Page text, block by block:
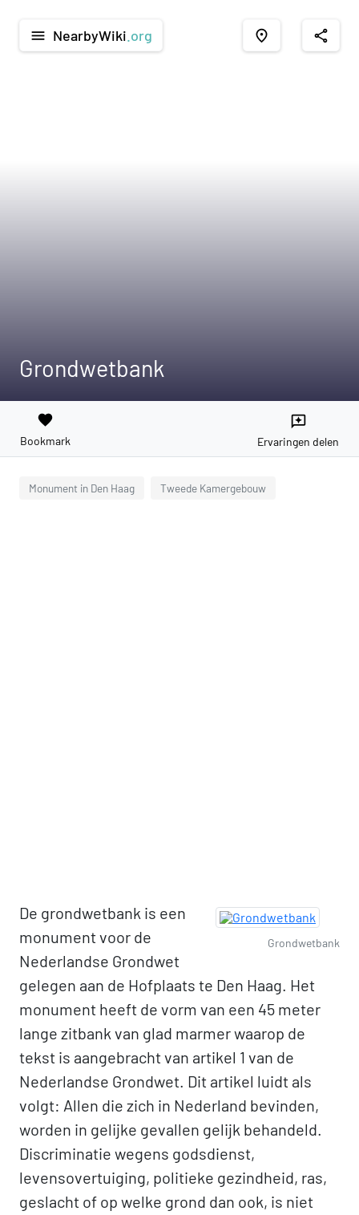
menu NearbyWiki .org place share
Grondwetbank
favorite
Bookmark
reviews
Ervaringen delen
Monument in Den Haag Tweede Kamergebouw
Grondwetbank
De grondwetbank is een
monument voor de
Nederlandse Grondwet
gelegen aan de Hofplaats te Den Haag. Het
monument heeft de vorm van een 45 meter
lange zitbank van glad marmer waarop de
tekst is aangebracht van artikel 1 van de
Nederlandse Grondwet. Dit artikel luidt als
volgt: Allen die zich in Nederland bevinden,
worden in gelijke gevallen gelijk behandeld.
Discriminatie wegens godsdienst,
levensovertuiging, politieke gezindheid, ras,
geslacht of op welke grond dan ook, is niet